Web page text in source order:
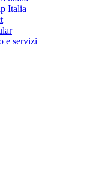
Italia
e servizi